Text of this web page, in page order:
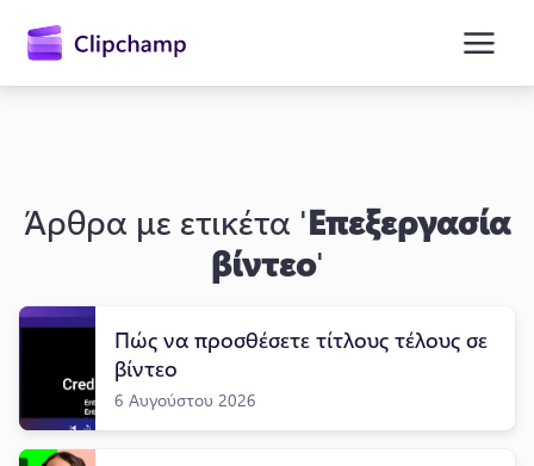
περιεχόμενο
Είσοδος
Δωρεάν δοκιμή
Άρθρα με ετικέτα 'Επεξεργασία
βίντεο'
Πώς να προσθέσετε τίτλους τέλους σε
βίντεο
6 Αυγούστου 2026